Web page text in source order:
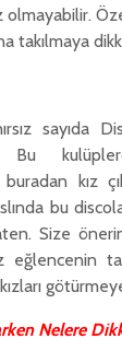
takılmaya
sayıda
Bu
kız
bu
Size
Nelere